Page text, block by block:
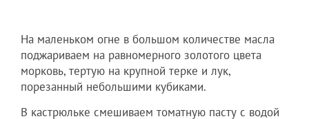
На маленьком огне в большом количестве масла
поджариваем на равномерного золотого цвета
морковь, тертую на крупной терке и лук,
порезанный небольшими кубиками.
В кастрюльке смешиваем томатную пасту с водой